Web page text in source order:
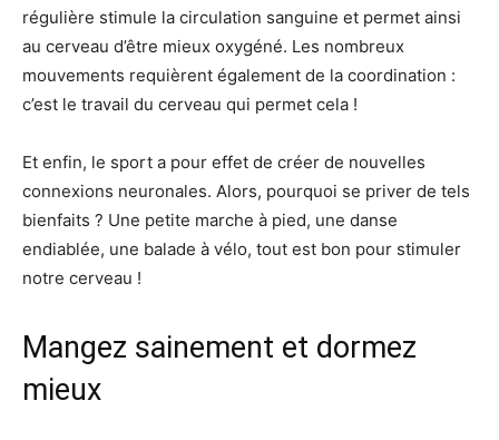
régulière stimule la circulation sanguine et permet ainsi
au cerveau d’être mieux oxygéné. Les nombreux
mouvements requièrent également de la coordination :
c’est le travail du cerveau qui permet cela !
Et enfin, le sport a pour effet de créer de nouvelles
connexions neuronales. Alors, pourquoi se priver de tels
bienfaits ? Une petite marche à pied, une danse
endiablée, une balade à vélo, tout est bon pour stimuler
notre cerveau !
Mangez sainement et dormez
mieux